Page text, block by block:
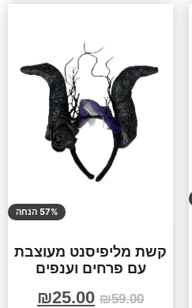
57% הנחה
קשת מליפיסנט מעוצבת
עם פרחים וענפים
₪59.00
₪25.00